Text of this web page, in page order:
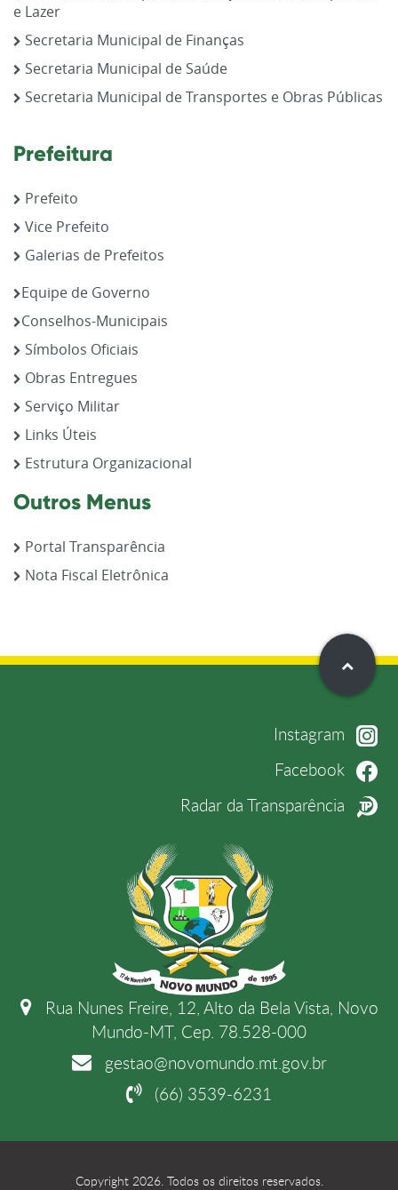
e Lazer
Secretaria Municipal de Finanças
Secretaria Municipal de Saúde
Secretaria Municipal de Transportes e Obras Públicas
Prefeitura
Prefeito
Vice Prefeito
Galerias de Prefeitos
Equipe de Governo
Conselhos-Municipais
Símbolos Oficiais
Obras Entregues
Serviço Militar
Links Úteis
Estrutura Organizacional
Outros Menus
Portal Transparência
Nota Fiscal Eletrônica
Instagram
Facebook
Radar da Transparência
Rua Nunes Freire, 12, Alto da Bela Vista, Novo
Mundo-MT, Cep. 78.528-000
gestao@novomundo.mt.gov.br
(66) 3539-6231
Copyright 2026. Todos os direitos reservados.